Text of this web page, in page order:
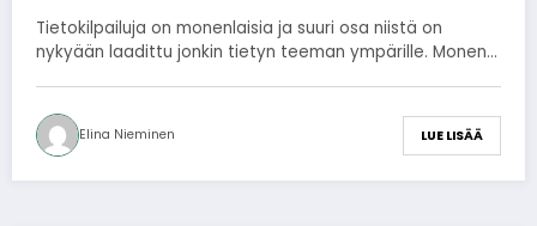
Tietokilpailuja on monenlaisia ja suuri osa niistä on
nykyään laadittu jonkin tietyn teeman ympärille. Monen…
Elina Nieminen LUE LISÄÄ